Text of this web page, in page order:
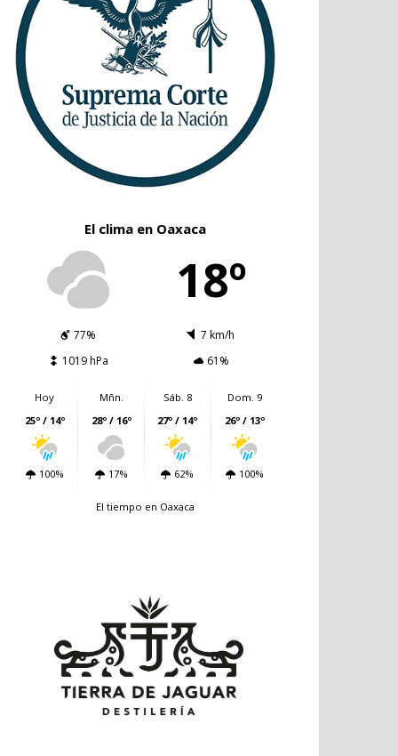
El clima en Oaxaca
18º
77%
7 km/h
1019 hPa
61%
Hoy
25º / 14º
100%
Mñn.
28º / 16º
17%
Sáb. 8
27º / 14º
62%
Dom. 9
26º / 13º
100%
El tiempo en Oaxaca